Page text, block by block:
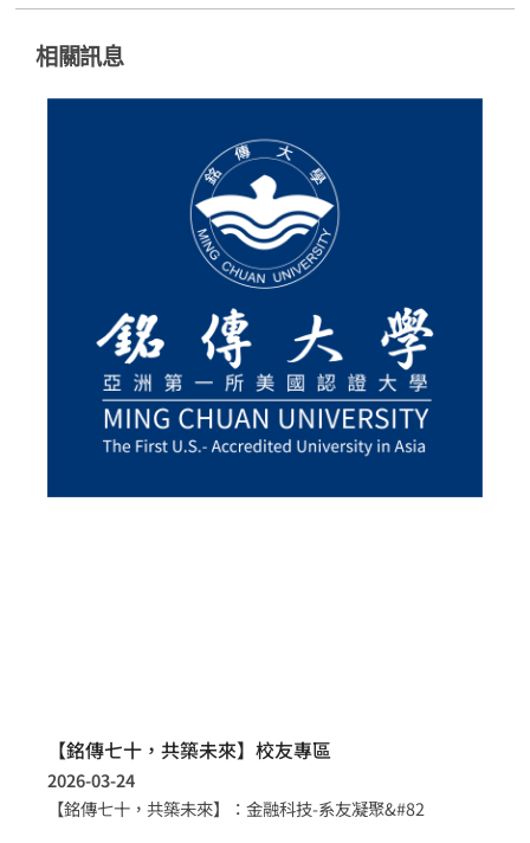
相關訊息
【銘傳七十，共築未來】校友專區
2026-03-24
【銘傳七十，共築未來】：金融科技-系友凝聚&#82